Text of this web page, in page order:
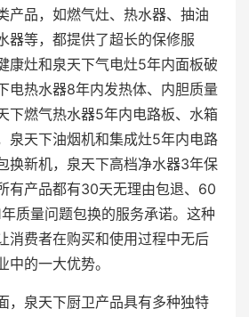
产品，如燃气灶、热水器、抽油
器等，都提供了超长的保修服
康灶和泉天下气电灶5年内面板破
电热水器8年内发热体、内胆质量
下燃气热水器5年内电路板、水箱
泉天下油烟机和集成灶5年内电路
换新机，泉天下高档净水器3年保
有产品都有30天无理由包退、60
质量问题包换的服务承诺。这种
消费者在购买和使用过程中无后
中的一大优势。
，泉天下厨卫产品具有多种独特